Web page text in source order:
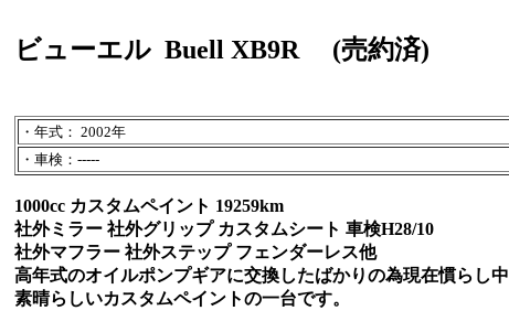
ビューエル Buell XB9R (売約済)
・年式： 2002年
・車検：-----
1000cc カスタムペイント 19259km
社外ミラー 社外グリップ カスタムシート 車検H28/10
社外マフラー 社外ステップ フェンダーレス他
高年式のオイルポンプギアに交換したばかりの為現在慣らし中
素晴らしいカスタムペイントの一台です。